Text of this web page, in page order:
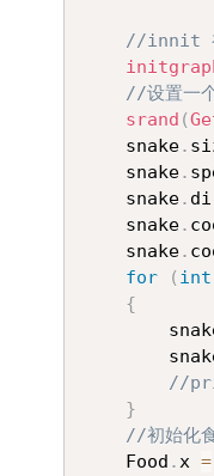
//innit 初
//设置一
srand (
	snake
.
	snake
.
	snake
.
	snake
.
	snake
.
for
( int
{
//
}
//初始化
	Food
.x =